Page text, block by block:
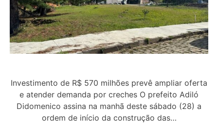
Investimento de R$ 570 milhões prevê ampliar oferta
e atender demanda por creches O prefeito Adiló
Didomenico assina na manhã deste sábado (28) a
ordem de início da construção das…